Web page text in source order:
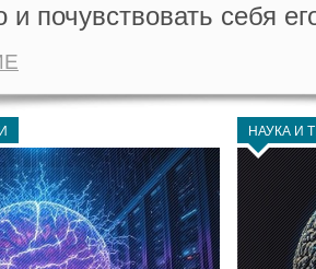
и почувствовать себя
НАУКА И